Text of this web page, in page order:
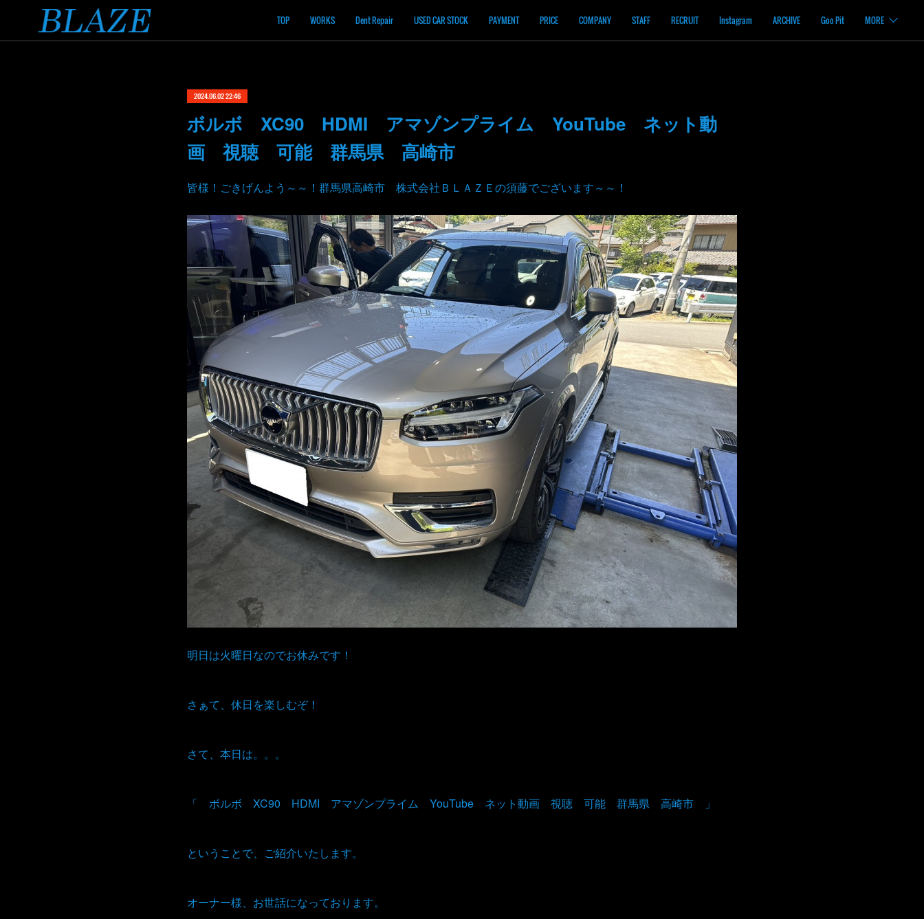
TOP WORKS Dent Repair USED CAR STOCK PAYMENT PRICE COMPANY STAFF RECRUIT Instagram ARCHIVE Goo Pit MORE
2024.06.02 22:46
ボルボ XC90 HDMI アマゾンプライム YouTube ネット動
画 視聴 可能 群馬県 高崎市
皆様！ごきげんよう～～！群馬県高崎市 株式会社ＢＬＡＺＥの須藤でございます～～！
明日は火曜日なのでお休みです！
さぁて、休日を楽しむぞ！
さて、本日は。。。
「 ボルボ XC90 HDMI アマゾンプライム YouTube ネット動画 視聴 可能 群馬県 高崎市 」
ということで、ご紹介いたします。
オーナー様、お世話になっております。